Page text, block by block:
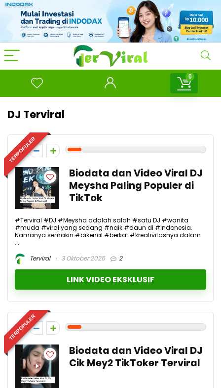
0
DJ Terviral
TERPOPULER
1
Biodata dan Video Viral DJ
Meysha Paling Populer di
TikTok
#Terviral #DJ #Meysha adalah salah #satu DJ #wanita
#muda #viral yang sedang #naik #daun di #Indonesia.
Namanya semakin #dikenal #berkat #kreativitasnya dalam
...
Terviral
3 Oktober 2025 2
LINK VIDEO EKSKLUSIF
TERPOPULER
1
Biodata dan Video Viral DJ
Cik Mey2 TikToker Terviral